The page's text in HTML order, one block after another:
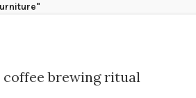
brewing ritual